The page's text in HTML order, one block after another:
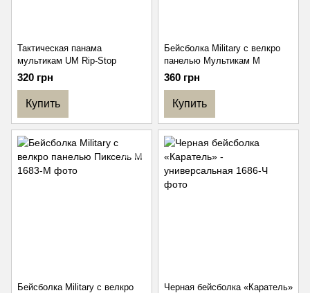
Тактическая панама
мультикам UM Rip-Stop
320 грн
Купить
Бейсболка Military с велкро
панелью Мультикам M
360 грн
Купить
Бейсболка Military с велкро
Черная бейсболка «Каратель»